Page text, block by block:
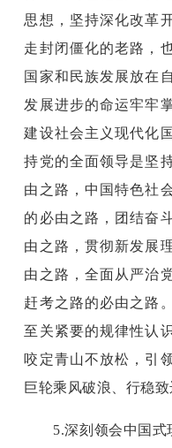
思想，坚持深化改革
走封闭僵化的老路，
国家和民族发展放在
发展进步的命运牢牢
建设社会主义现代化
持党的全面领导是坚
由之路，中国特色社
的必由之路，团结奋
由之路，贯彻新发展
由之路，全面从严治
赶考之路的必由之路
至关紧要的规律性认
咬定青山不放松，引
巨轮乘风破浪、行稳致
5.深刻领会中国式现